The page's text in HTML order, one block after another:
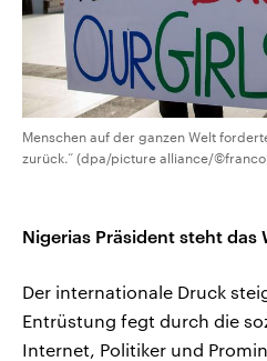
Menschen auf der ganzen Welt
zurück.“ (dpa/picture alliance/
Nigerias Präsident steht das
Der internationale Druck
Entrüstung fegt durch die
Internet, Politiker und